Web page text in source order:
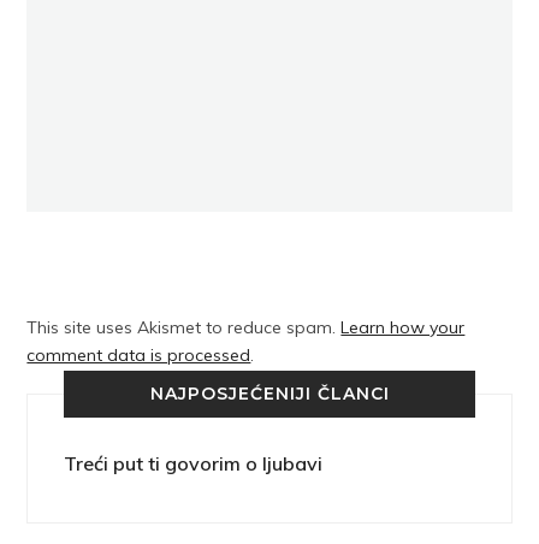
This site uses Akismet to reduce spam.Learn how your
comment data is processed.
NAJPOSJEĆENIJI ČLANCI
Treći put ti govorim o ljubavi